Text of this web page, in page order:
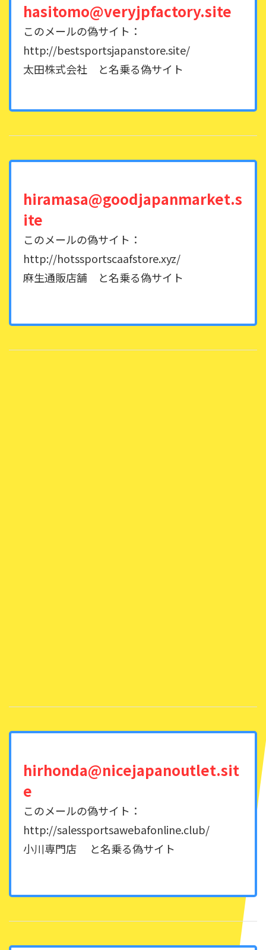
hasitomo@veryjpfactory.site
このメールの偽サイト：
http://bestsportsjapanstore.site/
太田株式会社 と名乗る偽サイト
hiramasa@goodjapanmarket.s
ite
このメールの偽サイト：
http://hotssportscaafstore.xyz/
麻生通販店舗 と名乗る偽サイト
hirhonda@nicejapanoutlet.sit
e
このメールの偽サイト：
http://salessportsawebafonline.club/
小川専門店 と名乗る偽サイト